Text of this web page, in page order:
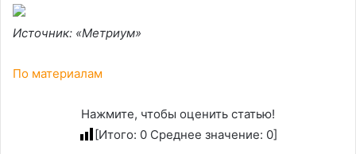
Источник: «Метриум»
По материалам
Нажмите, чтобы оценить статью!
[Итого: 0 Среднее значение: 0]